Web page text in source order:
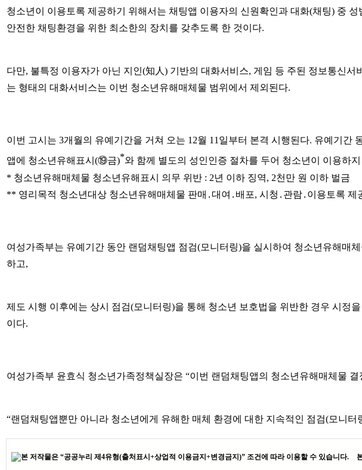
청소년이 이용토록 제공하기 위해서는 채팅앱 이용자의 신원확인과 대화(채팅) 중
안전한 채팅환경을 위한 최소한의 장치를 갖추도록 한 것이다.
다만, 불특정 이용자가 아닌 지인(知人) 기반의 대화서비스, 게임 등 주된 정보통신
는 형태의 대화서비스는 이번 청소년유해매체물 범위에서 제외된다.
이번 고시는 3개월의 유예기간을 거쳐 오는 12월 11일부터 본격 시행된다. 유예기
앱에 청소년유해표시(⑲금)*와 함께 별도의 성인인증 절차를 두어 청소년이 이용하
* 청소년유해매체물 청소년유해표시 의무 위반 : 2년 이하 징역, 2천만 원 이하 벌금
** 영리목적 청소년대상 청소년유해매체물 판매․대여․배포, 시청․관람․이용토록 제
여성가족부는 유예기간 동안 랜덤채팅앱 점검(모니터링)을 실시하여 청소년유해매
하고,
제도 시행 이후에는 상시 점검(모니터링)을 통해 청소년 보호법을 위반한 경우 시정
이다.
여성가족부 윤효식 청소년가족정책실장은 “이번 랜덤채팅앱의 청소년유해매체물
“랜덤채팅앱뿐만 아니라 청소년에게 유해한 매체 환경에 대한 지속적인 점검(모니